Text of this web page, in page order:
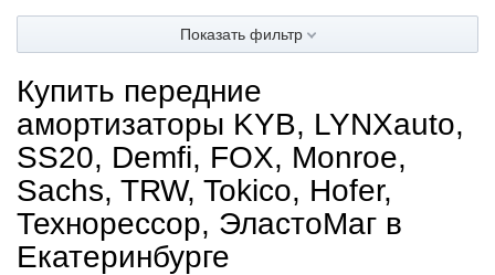
Показать фильтр
Купить передние
амортизаторы KYB, LYNXauto,
SS20, Demfi, FOX, Monroe,
Sachs, TRW, Tokico, Hofer,
Технорессор, ЭластоМаг в
Екатеринбурге